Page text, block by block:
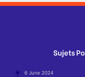
Sujets
6 June 2024